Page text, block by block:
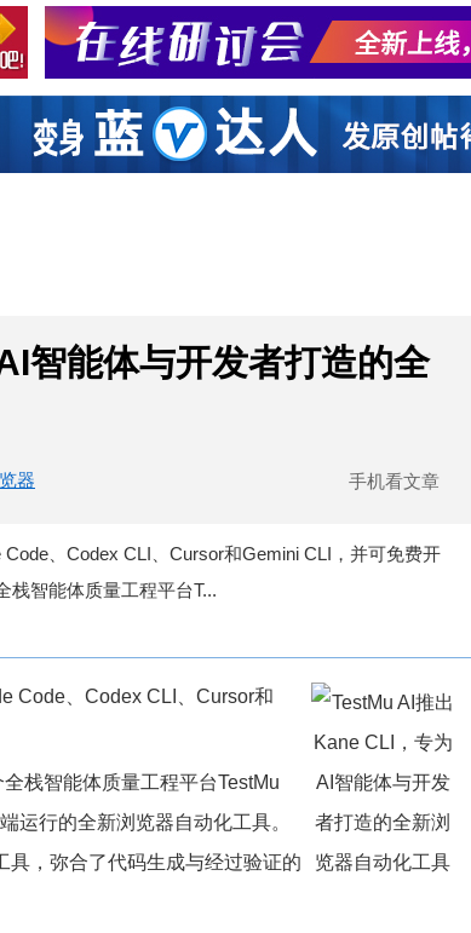
智能体与开发者打造的全
器 手机看文章
、Codex CLI、Cursor和Gemini CLI，并可免费开
栈智能体质量工程平台T...
Code、Codex CLI、Cursor和
栈智能体质量工程平台TestMu
运行的全新浏览器自动化工具。
具，弥合了代码生成与经过验证的